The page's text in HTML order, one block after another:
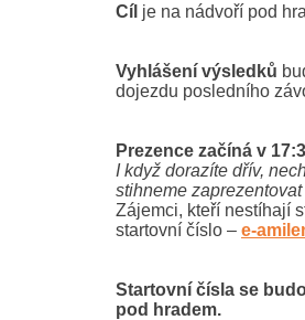
Cíl je na nádvoří pod
Vyhlášení výsledků
dojezdu posledního
Prezence začíná v
I když dorazíte dřív,
stihneme
Zájemci, kteří nestíhají
startovní číslo – e-
Startovní čísla se
pod hradem.